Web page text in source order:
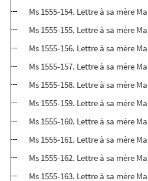
Ms 1555-154. Lettre à sa mère
Ms 1555-155. Lettre à sa mère
Ms 1555-156. Lettre à sa mère
Ms 1555-157. Lettre à sa mère
Ms 1555-158. Lettre à sa mère
Ms 1555-159. Lettre à sa mère
Ms 1555-160. Lettre à sa mère
Ms 1555-161. Lettre à sa mère
Ms 1555-162. Lettre à sa mère
Ms 1555-163. Lettre à sa mère